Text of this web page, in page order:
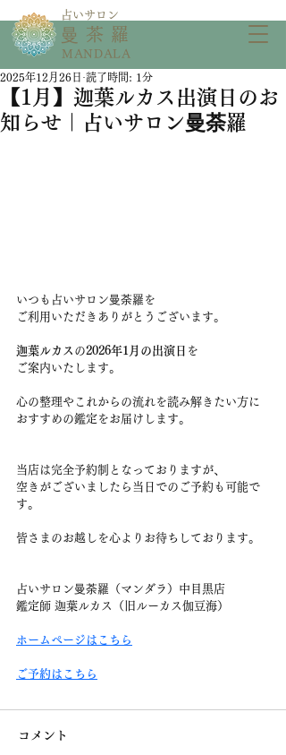
​占いサロン
​曼茶羅
MANDALA
【1月】迦葉ルカス出演日のお
知らせ｜占いサロン曼荼羅
2025年12月26日 読了時間: 1分
いつも占いサロン曼荼羅を
ご利用いただきありがとうございます。
迦葉ルカス の2026年1月の出演日 を
ご案内いたします。
心の整理やこれからの流れを読み解きたい方に
おすすめの鑑定をお届けします。
当店は完全予約制となっておりますが、
空きがございましたら当日でのご予約も可能で
す。
皆さまのお越しを心よりお待ちしております。
占いサロン曼荼羅（マンダラ）中目黒店
鑑定師 迦葉ルカス（旧ルーカス伽豆海）
ホームページはこちら
ご予約はこちら
コメント